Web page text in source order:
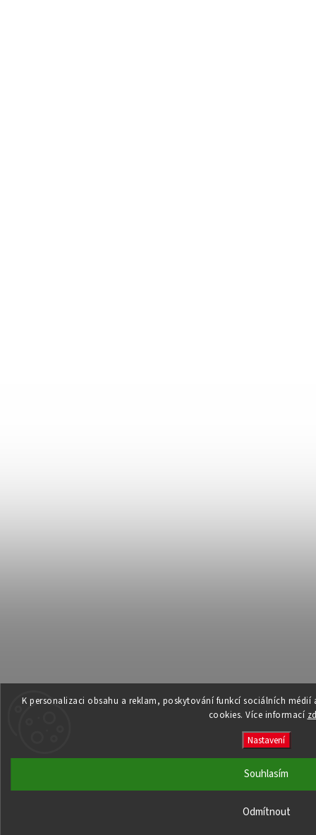
K personalizaci obsahu a reklam, poskytování funkcí sociálních
cookies. Více informací
Nastavení
Odmítnout
Souhlasím